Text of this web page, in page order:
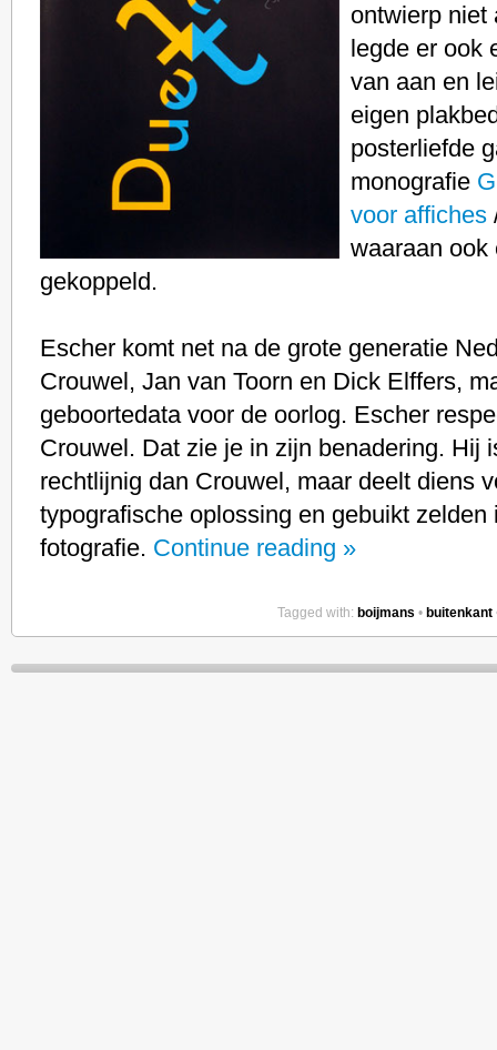
ontwierp niet
legde er ook
van aan en
eigen
posterliefde
monografie
voor affiches
waaraan ook
gekoppeld.
Escher komt net na de grote generatie
Crouwel, Jan van Toorn en Dick Elffers,
geboortedata voor de oorlog. Escher
Crouwel. Dat zie je in zijn benadering. Hij
rechtlijnig dan Crouwel, maar deelt diens
typografische oplossing en gebuikt zelden
fotografie. Continue reading »
Tagged with: boijmans • buitenkant